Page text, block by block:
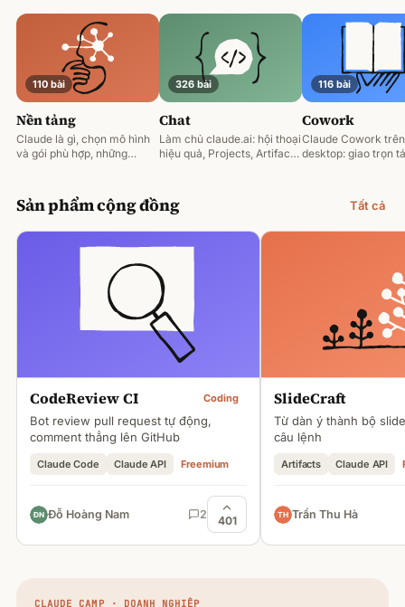
110 bài
Nền tảng
Claude là gì, chọn mô hình
và gói phù hợp, những
326 bài
Chat
Làm chủ claude.ai: hội thoại
hiệu quả, Projects, Artifacts
116 bài
Cowork
Claude Cowork trên
desktop: giao trọn
Sản phẩm cộng đồng Tất cả
CodeReview CI Coding
Bot review pull request tự động,
comment thẳng lên GitHub
Claude Code Claude API Freemium
Đỗ Hoàng Nam 2 401
SlideCraft
Từ dàn ý thành bộ
câu lệnh
Artifacts Claude API
Trần Thu Hà
CLAUDE CAMP · DOANH NGHIỆP